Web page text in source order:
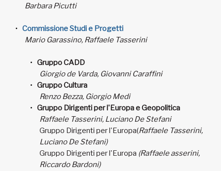
Barbara Picutti
Commissione Studi e Progetti
Mario Garassino, Raffaele Tasserini
Gruppo CADD
Giorgio de Varda, Giovanni Caraffini
Gruppo Cultura
Renzo Bezza, Giorgio Medi
Gruppo Dirigenti per l'Europa e Geopolitica
Raffaele Tasserini, Luciano De Stefani
Gruppo Dirigenti per l'Europa(Raffaele Tasserini,
Luciano De Stefani)
Gruppo Dirigenti per l'Europa (Raffaele asserini,
Riccardo Bardoni)